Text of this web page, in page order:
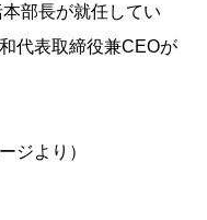
部長が就任してい
代表取締役兼CEOが
ジより）